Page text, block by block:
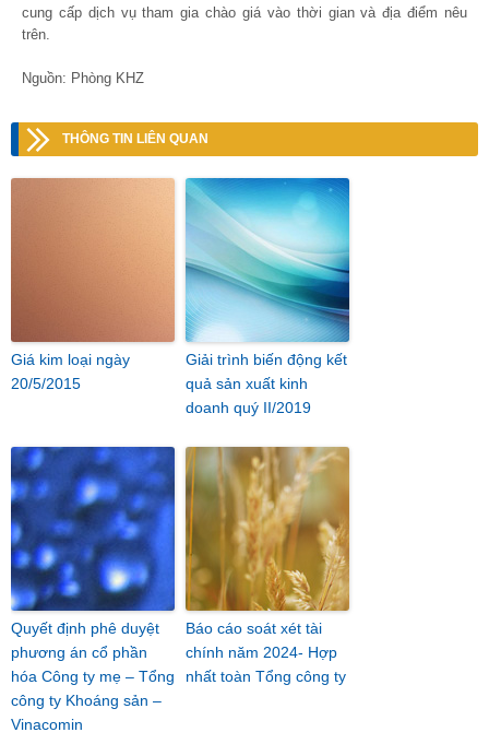
cung cấp dịch vụ tham gia chào giá vào thời gian và địa điểm nêu
trên.
Nguồn: Phòng KHZ
THÔNG TIN LIÊN QUAN
Giá kim loại ngày
20/5/2015
Giải trình biến động kết
quả sản xuất kinh
doanh quý II/2019
Quyết định phê duyệt
phương án cổ phần
hóa Công ty mẹ – Tổng
công ty Khoáng sản –
Vinacomin
Báo cáo soát xét tài
chính năm 2024- Hợp
nhất toàn Tổng công ty